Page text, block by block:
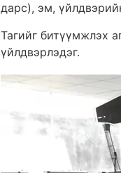
дарс), эм,
Тагийг битүүмжлэх
үйлдвэрлэдэг.